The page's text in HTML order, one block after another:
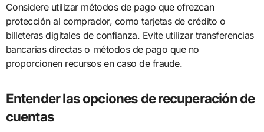
Considere utilizar métodos de pago que ofrezcan
protección al comprador, como tarjetas de crédito o
billeteras digitales de confianza. Evite utilizar transferencias
bancarias directas o métodos de pago que no
proporcionen recursos en caso de fraude.
Entender las opciones de recuperación de
cuentas